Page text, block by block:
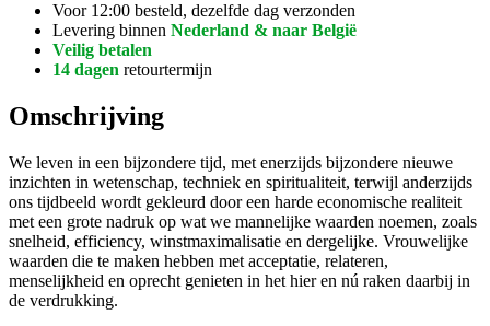
Voor 12:00 besteld, dezelfde dag verzonden
Levering binnen Nederland & naar België
Veilig betalen
14 dagen retourtermijn
Omschrijving
We leven in een bijzondere tijd, met enerzijds bijzondere nieuwe
inzichten in wetenschap, techniek en spiritualiteit, terwijl anderzijds
ons tijdbeeld wordt gekleurd door een harde economische realiteit
met een grote nadruk op wat we mannelijke waarden noemen, zoals
snelheid, efficiency, winstmaximalisatie en dergelijke. Vrouwelijke
waarden die te maken hebben met acceptatie, relateren,
menselijkheid en oprecht genieten in het hier en nú raken daarbij in
de verdrukking.